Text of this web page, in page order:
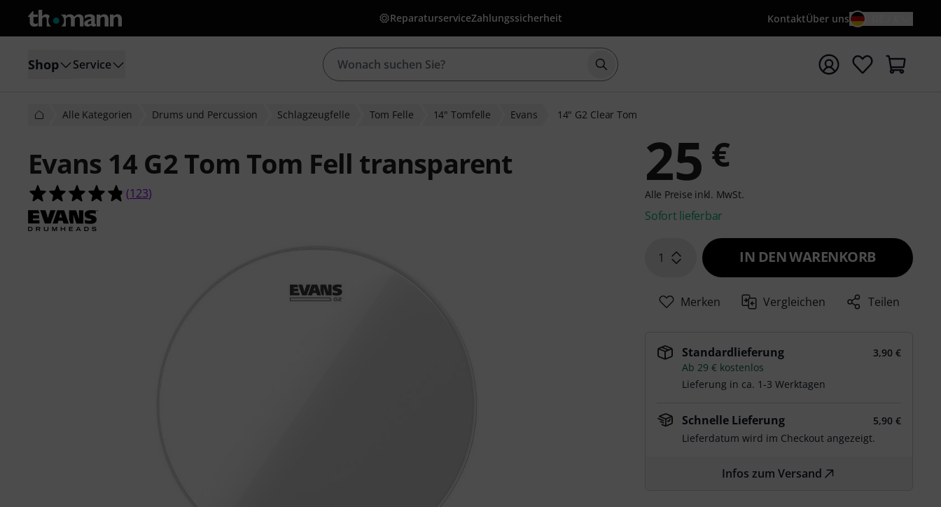
ReparaturserviceZahlungssicherheit KontaktÜber uns
Shop Service Suche mit Suchwort {searchTerm} starten
Alle Kategorien Drums und Percussion Schlagzeugfelle Tom Felle 14" Tomfelle Evans 14" G2 Clear Tom
Evans 14 G2 Tom Tom Fell transparent
4.8 von 5 Sternen aus 123 Kundenbewertungen
(123) 25 €
Alle Preise inkl. MwSt.
Sofort lieferbar
1 IN DEN WARENKORB
Merken Vergleichen Teilen
Standardlieferung
3,90 €
Ab 29 € kostenlos
Lieferung in ca. 1-3 Werktagen
Schnelle Lieferung
5,90 €
Lieferdatum wird im Checkout angezeigt.
Infos zum Versand